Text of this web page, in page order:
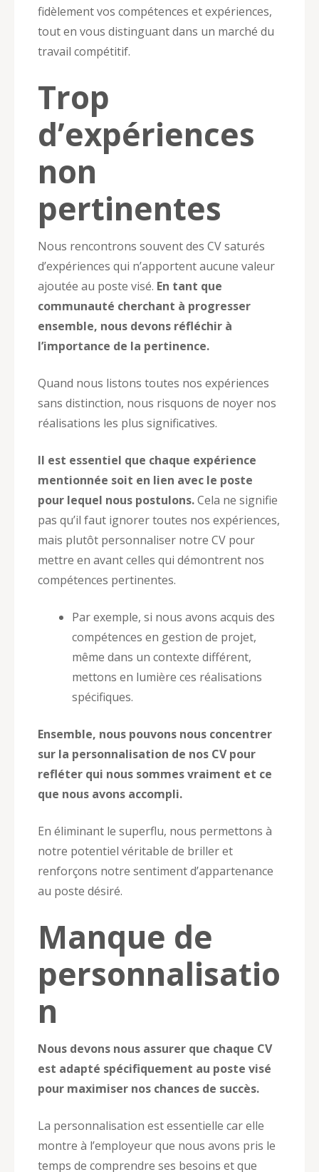
fidèlement vos compétences et expériences,
tout en vous distinguant dans un marché du
travail compétitif.
Trop
d’expériences
non
pertinentes
Nous rencontrons souvent des CV saturés
d’expériences qui n’apportent aucune valeur
ajoutée au poste visé. En tant que
communauté cherchant à progresser
ensemble, nous devons réfléchir à
l’importance de la pertinence.
Quand nous listons toutes nos expériences
sans distinction, nous risquons de noyer nos
réalisations les plus significatives.
Il est essentiel que chaque expérience
mentionnée soit en lien avec le poste
pour lequel nous postulons.Cela ne signifie
pas qu’il faut ignorer toutes nos expériences,
mais plutôt personnaliser notre CV pour
mettre en avant celles qui démontrent nos
compétences pertinentes.
Par exemple, si nous avons acquis des
compétences en gestion de projet,
même dans un contexte différent,
mettons en lumière ces réalisations
spécifiques.
Ensemble, nous pouvons nous concentrer
sur la personnalisation de nos CV pour
refléter qui nous sommes vraiment et ce
que nous avons accompli.
En éliminant le superflu, nous permettons à
notre potentiel véritable de briller et
renforçons notre sentiment d’appartenance
au poste désiré.
Manque de
personnalisatio
n
Nous devons nous assurer que chaque CV
est adapté spécifiquement au poste visé
pour maximiser nos chances de succès.
La personnalisation est essentielle car elle
montre à l’employeur que nous avons pris le
temps de comprendre ses besoins et que